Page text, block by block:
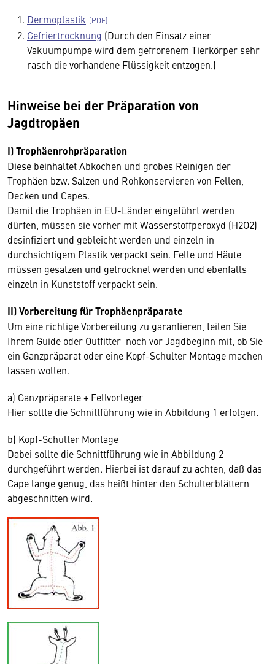
Dermoplastik
Gefriertrocknung (Durch den Einsatz einer
Vakuumpumpe wird dem gefrorenem Tierkörper sehr
rasch die vorhandene Flüssigkeit entzogen.)
Hinweise bei der Präparation von
Jagdtropäen
I) Trophäenrohpräparation
Diese beinhaltet Abkochen und grobes Reinigen der
Trophäen bzw. Salzen und Rohkonservieren von Fellen,
Decken und Capes.
Damit die Trophäen in EU-Länder eingeführt werden
dürfen, müssen sie vorher mit Wasserstoffperoxyd (H2O2)
desinfiziert und gebleicht werden und einzeln in
durchsichtigem Plastik verpackt sein. Felle und Häute
müssen gesalzen und getrocknet werden und ebenfalls
einzeln in Kunststoff verpackt sein.
II) Vorbereitung für Trophäenpräparate
Um eine richtige Vorbereitung zu garantieren, teilen Sie
Ihrem Guide oder Outfitter noch vor Jagdbeginn mit, ob Sie
ein Ganzpräparat oder eine Kopf-Schulter Montage machen
lassen wollen.
a) Ganzpräparate + Fellvorleger
Hier sollte die Schnittführung wie in Abbildung 1 erfolgen.
b) Kopf-Schulter Montage
Dabei sollte die Schnittführung wie in Abbildung 2
durchgeführt werden. Hierbei ist darauf zu achten, daß das
Cape lange genug, das heißt hinter den Schulterblättern
abgeschnitten wird.